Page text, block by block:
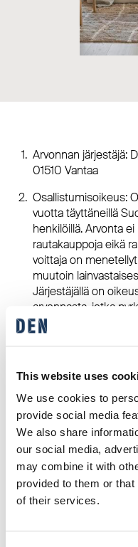
This website uses
We use cookies to
provide social media
We also share
our social media,
may combine it with
provided to them or
of their services.
Arvonnan järjestäjä:
01510 Vantaa
Osallistumisoikeus:
vuotta täyttäneillä
henkilöillä. Arvonta
rautakauppoja eikä
voittaja on
muutoin
Järjestäjällä on
arvonnasta, jotka
tulosten tai
muuttamiseksi.
puutteellisista,
Kilpailuaika:
välisenä aikana.
osallistumisia ei
suoritetaan
oikeuden
Palkinto: DEN arpoo
Verkkokauppa.com -